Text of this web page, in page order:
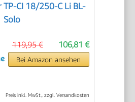
TP-CI 18/250-C Li BL-
Solo
106,81 €
119,95 €
Bei Amazon ansehen
Preis inkl. MwSt., zzgl. Versandkosten